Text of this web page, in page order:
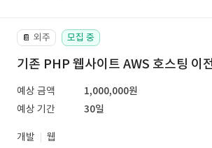
📔 외주 모집 중
기존 PHP 웹사이트 AWS 호스팅 이
예상 금액
1,000,000원
예상 기간
30일
개발
웹